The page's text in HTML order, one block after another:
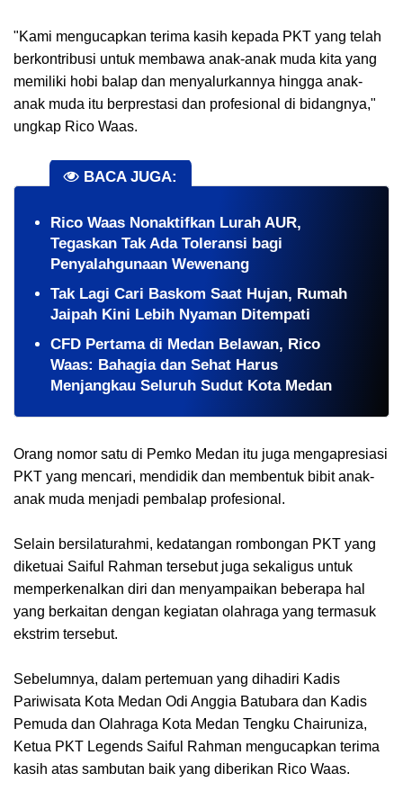
"Kami mengucapkan terima kasih kepada PKT yang telah
berkontribusi untuk membawa anak-anak muda kita yang
memiliki hobi balap dan menyalurkannya hingga anak-
anak muda itu berprestasi dan profesional di bidangnya,"
ungkap Rico Waas.
BACA JUGA:
Rico Waas Nonaktifkan Lurah AUR,
Tegaskan Tak Ada Toleransi bagi
Penyalahgunaan Wewenang
Tak Lagi Cari Baskom Saat Hujan, Rumah
Jaipah Kini Lebih Nyaman Ditempati
CFD Pertama di Medan Belawan, Rico
Waas: Bahagia dan Sehat Harus
Menjangkau Seluruh Sudut Kota Medan
Orang nomor satu di Pemko Medan itu juga mengapresiasi
PKT yang mencari, mendidik dan membentuk bibit anak-
anak muda menjadi pembalap profesional.
Selain bersilaturahmi, kedatangan rombongan PKT yang
diketuai Saiful Rahman tersebut juga sekaligus untuk
memperkenalkan diri dan menyampaikan beberapa hal
yang berkaitan dengan kegiatan olahraga yang termasuk
ekstrim tersebut.
Sebelumnya, dalam pertemuan yang dihadiri Kadis
Pariwisata Kota Medan Odi Anggia Batubara dan Kadis
Pemuda dan Olahraga Kota Medan Tengku Chairuniza,
Ketua PKT Legends Saiful Rahman mengucapkan terima
kasih atas sambutan baik yang diberikan Rico Waas.